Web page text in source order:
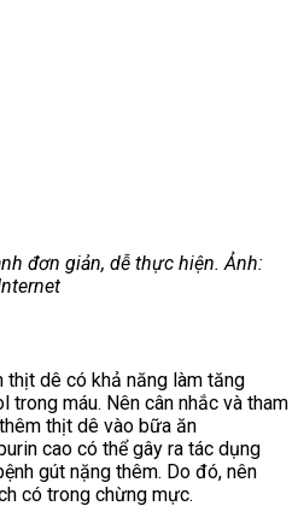
đơn giản, dễ thực hiện. Ảnh:
dê có khả năng làm tăng
trong máu. Nên cân nhắc và tham
thịt dê vào bữa ăn
cao có thể gây ra tác dụng
gút nặng thêm. Do đó, nên
có trong chừng mực.